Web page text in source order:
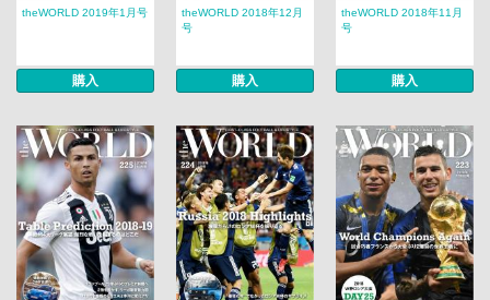
theWORLD 2019年1月号
購入
theWORLD 2018年12月
号
購入
theWORLD 2018年11月
号
購入